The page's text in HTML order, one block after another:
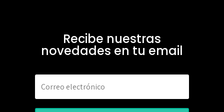
Recibe nuestras
novedades en tu email